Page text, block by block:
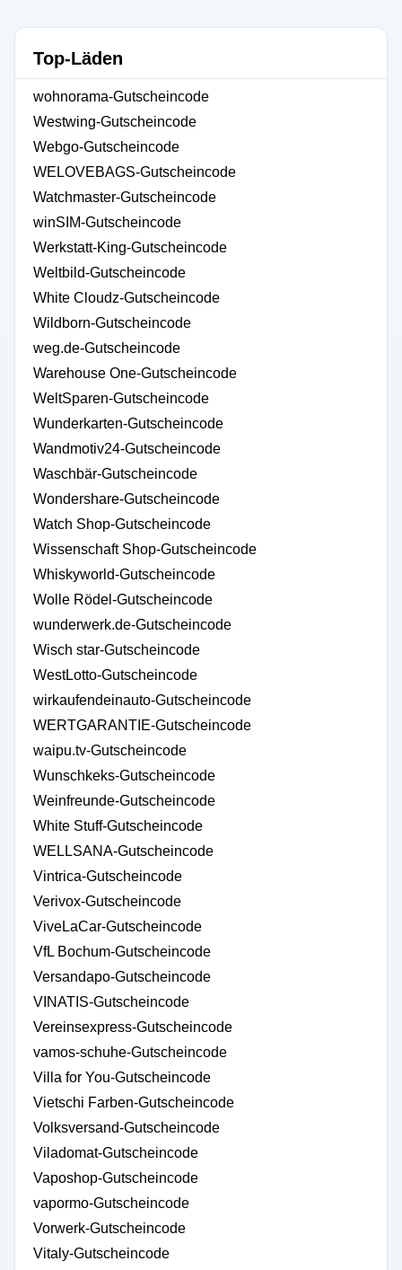
Top-Läden
wohnorama-Gutscheincode
Westwing-Gutscheincode
Webgo-Gutscheincode
WELOVEBAGS-Gutscheincode
Watchmaster-Gutscheincode
winSIM-Gutscheincode
Werkstatt-King-Gutscheincode
Weltbild-Gutscheincode
White Cloudz-Gutscheincode
Wildborn-Gutscheincode
weg.de-Gutscheincode
Warehouse One-Gutscheincode
WeltSparen-Gutscheincode
Wunderkarten-Gutscheincode
Wandmotiv24-Gutscheincode
Waschbär-Gutscheincode
Wondershare-Gutscheincode
Watch Shop-Gutscheincode
Wissenschaft Shop-Gutscheincode
Whiskyworld-Gutscheincode
Wolle Rödel-Gutscheincode
wunderwerk.de-Gutscheincode
Wisch star-Gutscheincode
WestLotto-Gutscheincode
wirkaufendeinauto-Gutscheincode
WERTGARANTIE-Gutscheincode
waipu.tv-Gutscheincode
Wunschkeks-Gutscheincode
Weinfreunde-Gutscheincode
White Stuff-Gutscheincode
WELLSANA-Gutscheincode
Vintrica-Gutscheincode
Verivox-Gutscheincode
ViveLaCar-Gutscheincode
VfL Bochum-Gutscheincode
Versandapo-Gutscheincode
VINATIS-Gutscheincode
Vereinsexpress-Gutscheincode
vamos-schuhe-Gutscheincode
Villa for You-Gutscheincode
Vietschi Farben-Gutscheincode
Volksversand-Gutscheincode
Viladomat-Gutscheincode
Vaposhop-Gutscheincode
vapormo-Gutscheincode
Vorwerk-Gutscheincode
Vitaly-Gutscheincode